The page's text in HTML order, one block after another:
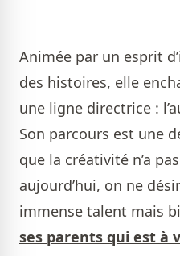
Animée par un esprit
des histoires, elle
une ligne directrice :
Son parcours est une
que la créativité n’a
aujourd’hui, on ne
immense talent mais
ses parents qui est à